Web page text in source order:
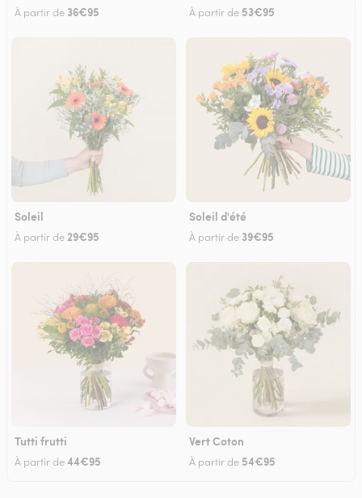
À partir de 36€95 À partir de 53€95
Soleil
À partir de 29€95
Soleil d'été
À partir de 39€95
Tutti frutti
À partir de44€95
Vert Coton
À partir de 54€95